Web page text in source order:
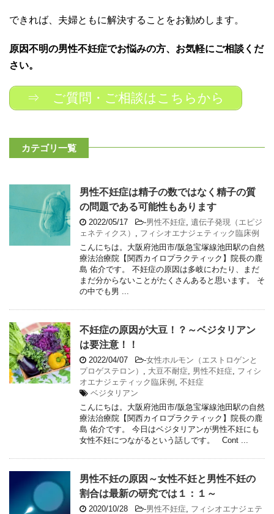
できれば、夫婦ともに解決することをお勧めします。
原因不明の男性不妊症でお悩みの方、お気軽にご相談くだ
さい。
⇒ ご質問・ご相談はこちらから
カテゴリ一覧
男性不妊症は精子の数ではなく精子の質
の問題である可能性もあります
2022/05/17 -男性不妊症 遺伝子発現（エピジ
ェネティクス）
フィシオエナジェティック臨床例
こんにちは。大阪府池田市/阪急宝塚線池田駅の自然
療法治療院【関西カイロプラクティック】院長の鹿
島 佑介です。 不妊症の原因は多岐にわたり、まだ
まだ分からないことがたくさんあると思います。 そ
の中でも男 ...
不妊症の原因が大豆！？～ベジタリアン
は要注意！！
2022/04/07 -女性ホルモン（エストロゲンと
プロゲステロン）
大豆不耐症 男性不妊症
フィシ
オエナジェティック臨床例 不妊症
ベジタリアン
こんにちは。大阪府池田市/阪急宝塚線池田駅の自然
療法治療院【関西カイロプラクティック】院長の鹿
島 佑介です。 今日はベジタリアンが男性不妊にも
女性不妊につながるという話しです。 Cont ...
男性不妊の原因～女性不妊と男性不妊の
割合は最新の研究では１：１～
2020/10/28 -男性不妊症
フィシオエナジェテ